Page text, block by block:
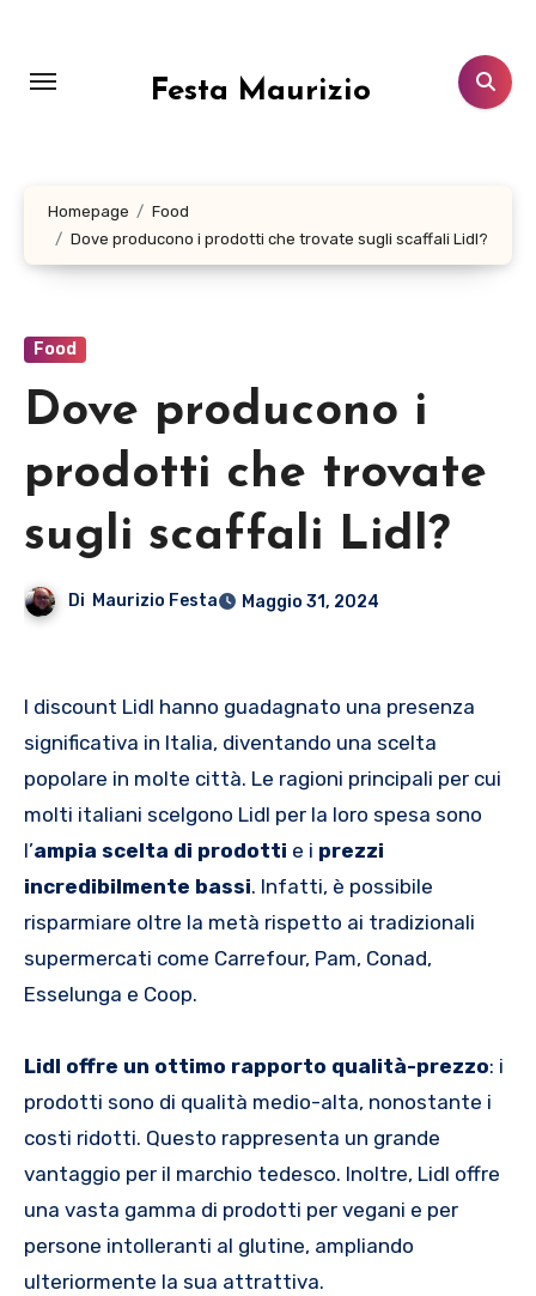
contenuto
Festa Maurizio
Homepage
Food
Dove producono i prodotti che trovate sugli scaffali Lidl?
Food
Dove producono i
prodotti che trovate
sugli scaffali Lidl?
Di Maurizio Festa Maggio 31, 2024
I discount Lidl hanno guadagnato una presenza
significativa in Italia, diventando una scelta
popolare in molte città. Le ragioni principali per cui
molti italiani scelgono Lidl per la loro spesa sono
l’ampia scelta di prodotti e i prezzi
incredibilmente bassi. Infatti, è possibile
risparmiare oltre la metà rispetto ai tradizionali
supermercati come Carrefour, Pam, Conad,
Esselunga e Coop.
Lidl offre un ottimo rapporto qualità-prezzo: i
prodotti sono di qualità medio-alta, nonostante i
costi ridotti. Questo rappresenta un grande
vantaggio per il marchio tedesco. Inoltre, Lidl offre
una vasta gamma di prodotti per vegani e per
persone intolleranti al glutine, ampliando
ulteriormente la sua attrattiva.